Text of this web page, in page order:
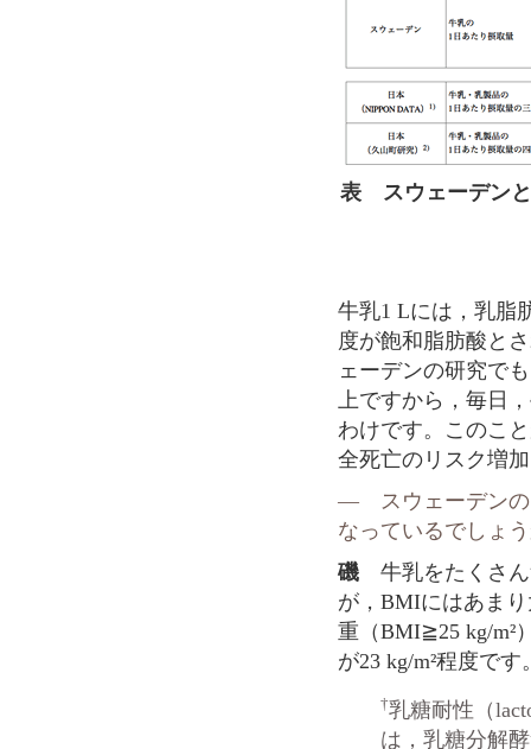
表 スウェーデンと
牛乳1 Lには，乳脂
度が飽和脂肪酸と
ェーデンの研究で
上ですから，毎日
わけです。このこ
全死亡のリスク増
― スウェーデンの
なっているでしょ
磯 牛乳をたくさ
が，BMIにはあま
重（BMI≧25 kg/m²
が23 kg/m²程度です
†乳糖耐性（
は，乳糖分解